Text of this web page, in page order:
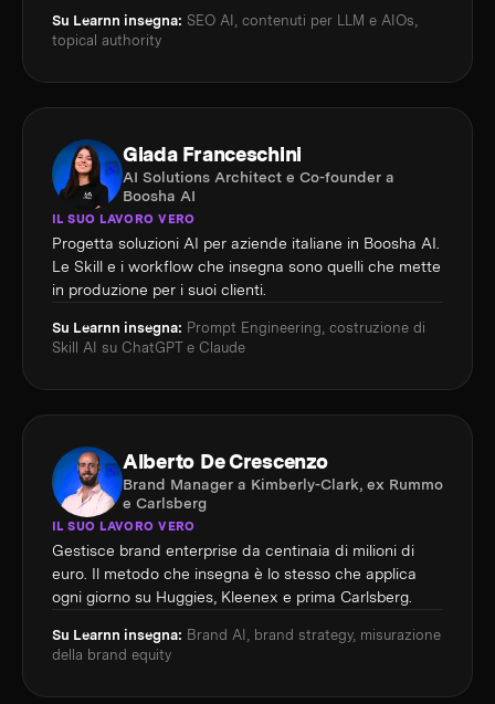
Su Learnn insegna: SEO AI, contenuti per LLM e AIOs,
topical authority
Giada Franceschini
AI Solutions Architect e Co-founder a
Boosha AI
IL SUO LAVORO VERO
Progetta soluzioni AI per aziende italiane in Boosha AI.
Le Skill e i workflow che insegna sono quelli che mette
in produzione per i suoi clienti.
Su Learnn insegna: Prompt Engineering, costruzione di
Skill AI su ChatGPT e Claude
Alberto De Crescenzo
Brand Manager a Kimberly-Clark, ex Rummo
e Carlsberg
IL SUO LAVORO VERO
Gestisce brand enterprise da centinaia di milioni di
euro. Il metodo che insegna è lo stesso che applica
ogni giorno su Huggies, Kleenex e prima Carlsberg.
Su Learnn insegna: Brand AI, brand strategy, misurazione
della brand equity